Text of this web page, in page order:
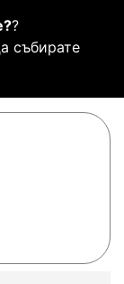
?
събирате